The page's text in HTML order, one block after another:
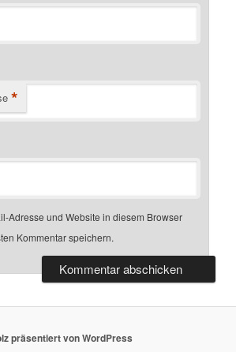
*
Adresse und Website in diesem Browser
Kommentar speichern.
präsentiert von WordPress